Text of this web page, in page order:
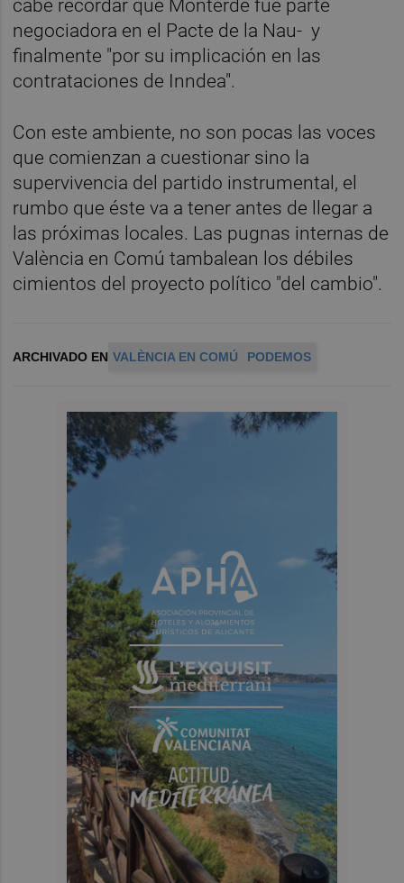
cabe recordar que Monterde fue parte
negociadora en el Pacte de la Nau- y
finalmente "por su implicación en las
contrataciones de Inndea".
Con este ambiente, no son pocas las voces
que comienzan a cuestionar sino la
supervivencia del partido instrumental, el
rumbo que éste va a tener antes de llegar a
las próximas locales. Las pugnas internas de
València en Comú tambalean los débiles
cimientos del proyecto político "del cambio".
ARCHIVADO EN VALÈNCIA EN COMÚ PODEMOS